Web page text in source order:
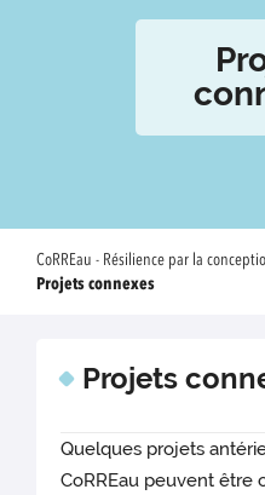
CoRREau - Résilience par la
Projets connexes
Projets
Quelques projets
CoRREau peuvent être